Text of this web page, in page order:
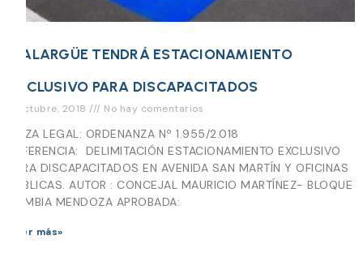
MALARGÜE TENDRÁ ESTACIONAMIENTO
EXCLUSIVO PARA DISCAPACITADOS
3 octubre, 2018 No hay comentarios
PIEZA LEGAL: ORDENANZA Nº 1.955/2.018
REFERENCIA: DELIMITACIÓN ESTACIONAMIENTO EXCLUSIVO
PARA DISCAPACITADOS EN AVENIDA SAN MARTÍN Y OFICINAS
PÚBLICAS. AUTOR : CONCEJAL MAURICIO MARTÍNEZ- BLOQUE
CAMBIA MENDOZA APROBADA:
Leer más»